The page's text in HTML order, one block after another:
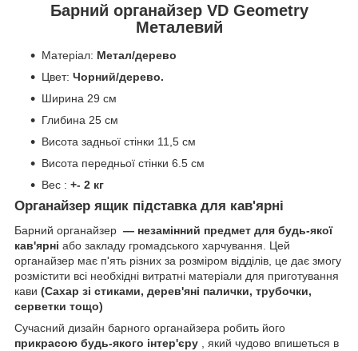
Барний органайзер VD Geometry
Металевий
Матеріал: Метал/дерево
Цвет: Чорний/дерево.
Ширина 29 см
Глибина 25 см
Висота задньої стінки 11,5 см
Висота передньої стінки 6.5 см
Вес : +- 2 кг
Органайзер ящик підставка для кав'ярні
Барний органайзер — незамінний предмет для будь-якої
кав'ярні або закладу громадського харчування. Цей
органайзер має п'ять різних за розміром відділів, це дає змогу
розмістити всі необхідні витратні матеріали для приготування
кави (Сахар зі стиками, дерев'яні палички, трубочки,
серветки тощо)
Сучасний дизайн барного органайзера робить його
прикрасою будь-якого інтер'єру , який чудово впишеться в